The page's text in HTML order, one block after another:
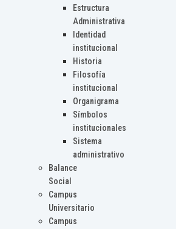
Estructura
Administrativa
Identidad
institucional
Historia
Filosofía
institucional
Organigrama
Símbolos
institucionales
Sistema
administrativo
Balance
Social
Campus
Universitario
Campus